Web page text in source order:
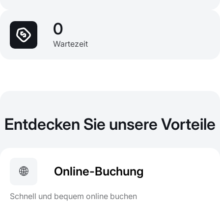
0
Wartezeit
Entdecken Sie unsere Vorteile
🌐 Online-Buchung
Schnell und bequem online buchen